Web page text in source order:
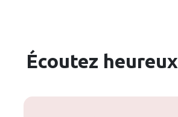
Écoutez heureux